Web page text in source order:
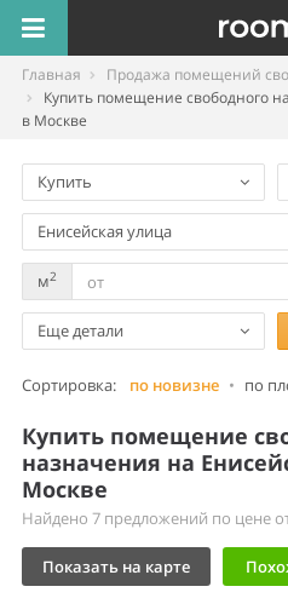
Главная
Продажа помещений
Купить помещение свободного
в Москве
Купить
Енисейская улица
м2
Еще детали
Сортировка: по новизне • по
Купить помещение
назначения на
Москве
Найдено 7 предложений по цене
Показать на карте